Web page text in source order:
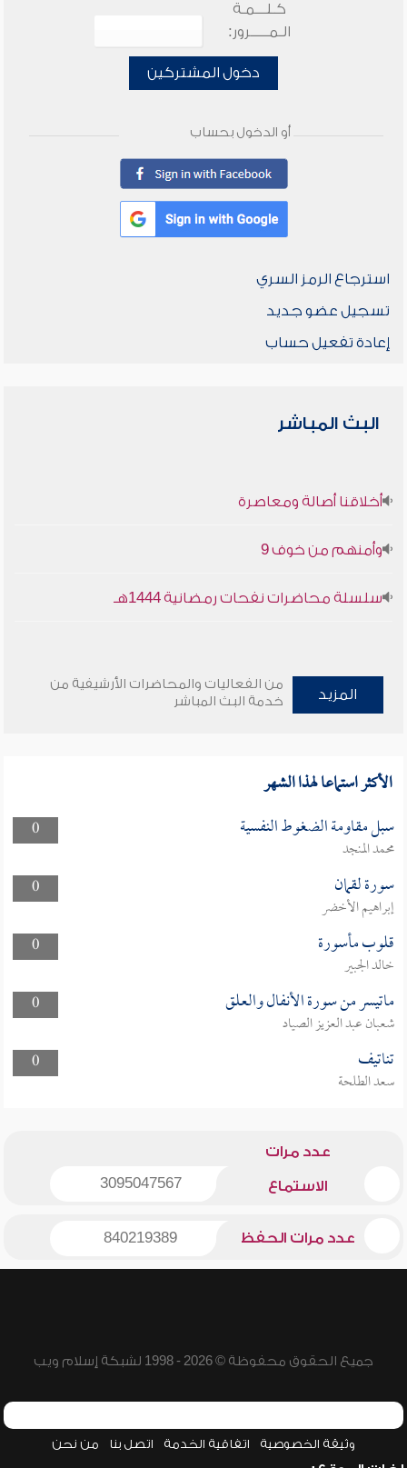
كـلـــمـة
الـمـــــرور:
دخول المشتركين
أو الدخول بحساب
استرجاع الرمز السري
تسجيل عضو جديد
إعادة تفعيل حساب
البث المباشر
أخلاقنا أصالة ومعاصرة
وأمنهم من خوف 9
سلسلة محاضرات نفحات رمضانية 1444هـ
المزيد
من الفعاليات والمحاضرات الأرشيفية من
خدمة البث المباشر
الأكثر استماعا لهذا الشهر
0 سبل مقاومة الضغوط النفسية
محمد المنجد
0
سورة لقمان
إبراهيم الأخضر
0
قلوب مأسورة
خالد الجبير
0
ماتيسر من سورة الأنفال والعلق
شعبان عبد العزيز الصياد
0
تناتيف
سعد الطلحة
عدد مرات
الاستماع 3095047567
عدد مرات الحفظ 840219389
جميع الحقوق محفوظة © 2026 - 1998 لشبكة إسلام ويب
وثيقة الخصوصية اتفاقية الخدمة اتصل بنا من نحن